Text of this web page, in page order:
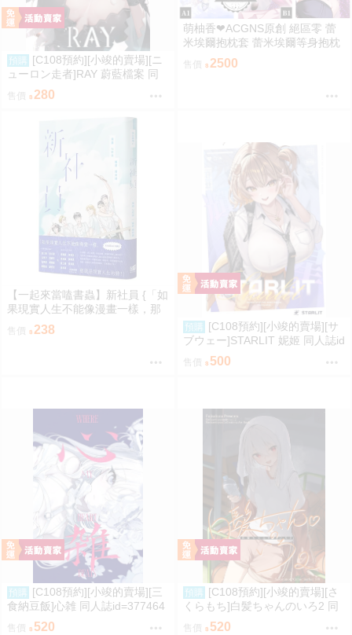
預購
[C108預約][小竣的賣場][ニ
ューロン走者]RAY 蔚藍檔案 同
人誌id=3785647
售價 280
萌柚香❤ACGNS原創 絕區零 蕾
米埃爾抱枕套 蕾米埃爾等身抱枕
套 蕾米埃爾枕頭套 蕾米埃爾枕套
動漫等身抱枕套
售價 2500
【一起來當嗑書蟲】新社員 {「如
果現實人生不能像漫畫一樣，那
就是現實人生的錯！」}
238 預購
[C108預約][小竣的賣場][サ
ブウェー]STARLIT 妮姬 同人誌id
=3785606
500
預購
[C108預約][小竣的賣場][三
食納豆飯]心雑 同人誌id=377464
售價 520
預購
[C108預約][小竣的賣場][さ
くらもち]白髪ちゃんのいろ2 同
人誌id=3784093
售價 520